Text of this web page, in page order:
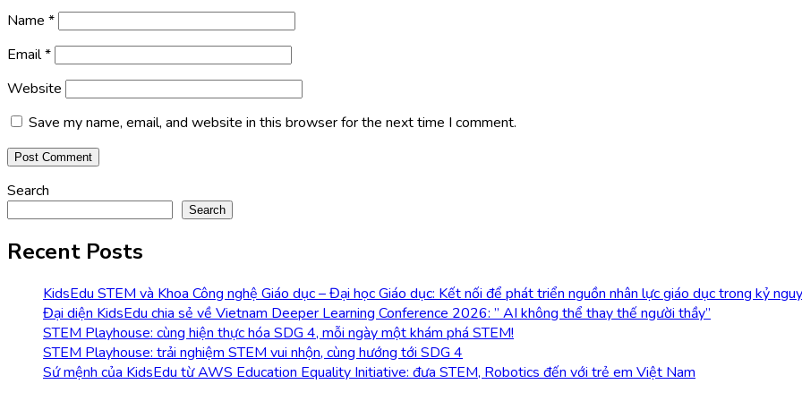
Name *
Email*
Website
Save my name, email, and website in this browser for the next time I comment.
Search
Search
Recent Posts
KidsEdu STEM và Khoa Công nghệ Giáo dục – Đại học Giáo dục: Kết nối để phát triển nguồn nhân lực giáo dục trong kỷ
Đại diện KidsEdu chia sẻ về Vietnam Deeper Learning Conference 2026: ” AI không thể thay thế người thầy”
STEM Playhouse: cùng hiện thực hóa SDG 4, mỗi ngày một khám phá STEM!
STEM Playhouse: trải nghiệm STEM vui nhộn, cùng hướng tới SDG 4
Sứ mệnh của KidsEdu từ AWS Education Equality Initiative: đưa STEM, Robotics đến với trẻ em Việt Nam